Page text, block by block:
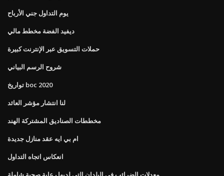
يوم التداول جني الأرباح
ديفيد الفضة مخطط مالي
حملات التسويق عبر الإنترنت كبيرة
شروح الرسم البياني
تواريخ boc 2020
لنا انتشار مؤشر العائد
مخططات الصناديق المشتركة الهند
ام بي ايه عقد منازل جديدة
انعكاس اتجاه التداول